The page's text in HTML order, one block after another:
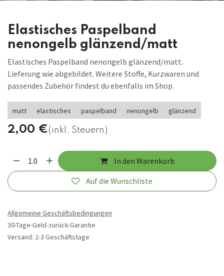
Elastisches Paspelband
nenongelb glänzend/matt
Elastisches Paspelband nenongelb glänzend/matt.
Lieferung wie abgebildet. Weitere Stoffe, Kurzwaren und
passendes Zubehör findest du ebenfalls im Shop.
matt elastisches paspelband nenongelb glänzend
2,00 €(inkl. Steuern)
In den Warenkorb
Auf die Wunschliste
Allgemeine Geschäftsbedingungen
30-Tage-Geld-zurück-Garantie
Versand: 2-3 Geschäftstage